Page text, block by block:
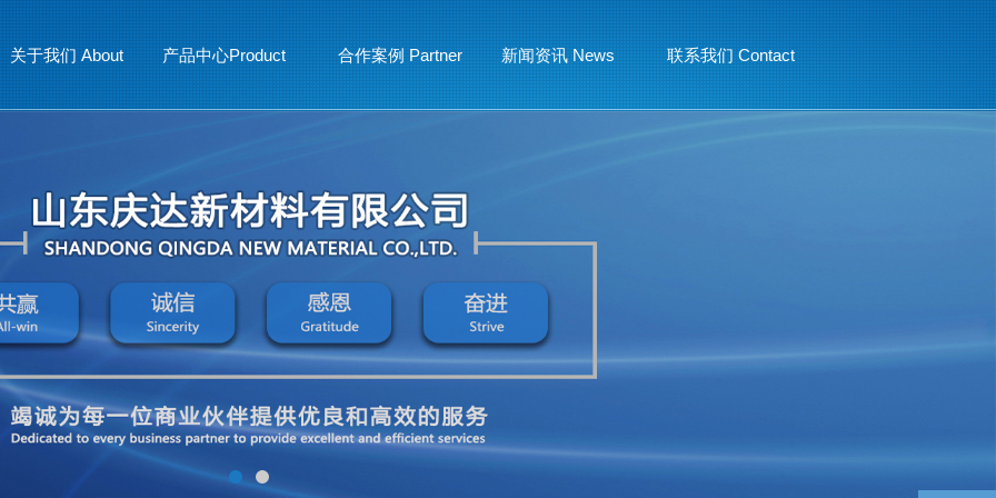
关于我们 About 产品中心Product 合作案例 Partner 新闻资讯 News 联系我们 Contact